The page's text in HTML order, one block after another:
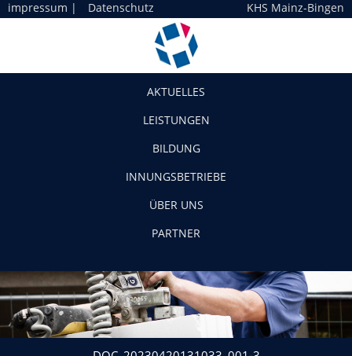
impressum | Datenschutz KHS Mainz-Bingen
AKTUELLES
LEISTUNGEN
BILDUNG
INNUNGSBETRIEBE
ÜBER UNS
PARTNER